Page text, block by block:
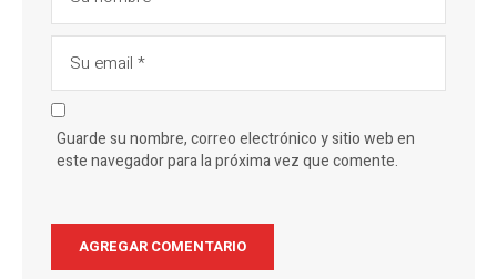
Guarde su nombre, correo electrónico y sitio web en
este navegador para la próxima vez que comente.